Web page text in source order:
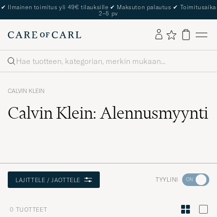
✔ Ilmainen toimitus yli 49€ tilauksille ✔ Maksuton palautus ✔ Toimitusaika
2–5 pv
Haku
CALVIN KLEIN
Calvin Klein: Alennusmyynti
LAJITTELE / JAOTTELE TYYLINI
Aktivoi
tyylini
0 TUOTTEET